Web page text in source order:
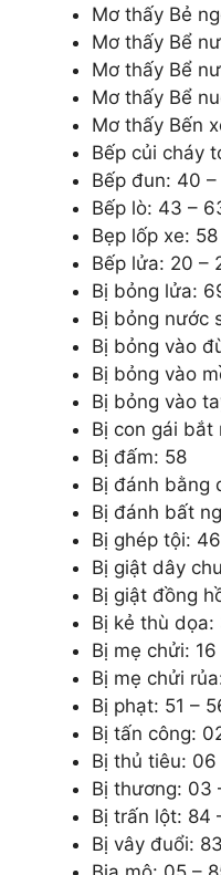
Mơ thấy Bẻ
Mơ thấy Bể
Mơ thấy Bể
Mơ thấy Bể
Mơ thấy Bến
Bếp củi cháy
Bếp đun: 40
Bếp lò: 43 –
Bẹp lốp xe:
Bếp lửa: 20 –
Bị bỏng lửa:
Bị bỏng nước
Bị bỏng vào
Bị bỏng vào
Bị bỏng vào
Bị con gái bắt
Bị đấm: 58
Bị đánh bằng
Bị đánh bất
Bị ghép tội:
Bị giật dây
Bị giật đồng
Bị kẻ thù dọa:
Bị mẹ chửi: 16
Bị mẹ chửi
Bị phạt: 51 –
Bị tấn công:
Bị thủ tiêu: 06
Bị thương: 03
Bị trấn lột: 84
Bị vây đuổi: